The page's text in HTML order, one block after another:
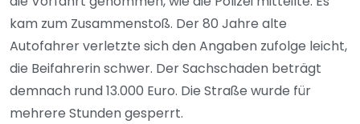
kam zum Zusammenstoß. Der 80 Jahre alte
Autofahrer verletzte sich den Angaben zufolge leicht,
die Beifahrerin schwer. Der Sachschaden beträgt
demnach rund 13.000 Euro. Die Straße wurde für
mehrere Stunden gesperrt.